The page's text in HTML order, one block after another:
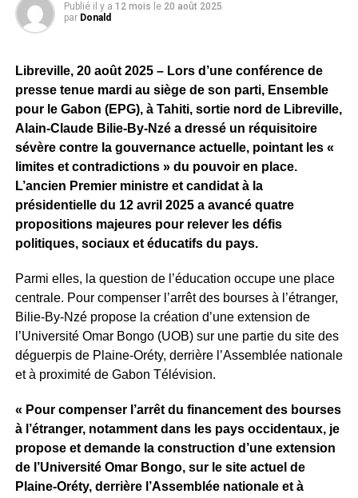
Publié il y a 12 mois le 20 août 2025
par Donald
Libreville, 20 août 2025 – Lors d’une conférence de
presse tenue mardi au siège de son parti, Ensemble
pour le Gabon (EPG), à Tahiti, sortie nord de Libreville,
Alain-Claude Bilie-By-Nzé a dressé un réquisitoire
sévère contre la gouvernance actuelle, pointant les «
limites et contradictions » du pouvoir en place.
L’ancien Premier ministre et candidat à la
présidentielle du 12 avril 2025 a avancé quatre
propositions majeures pour relever les défis
politiques, sociaux et éducatifs du pays.
Parmi elles, la question de l’éducation occupe une place
centrale. Pour compenser l’arrêt des bourses à l’étranger,
Bilie-By-Nzé propose la création d’une extension de
l’Université Omar Bongo (UOB) sur une partie du site des
déguerpis de Plaine-Oréty, derrière l’Assemblée nationale
et à proximité de Gabon Télévision.
« Pour compenser l’arrêt du financement des bourses
à l’étranger, notamment dans les pays occidentaux, je
propose et demande la construction d’une extension
de l’Université Omar Bongo, sur le site actuel de
Plaine-Oréty, derrière l’Assemblée nationale et à